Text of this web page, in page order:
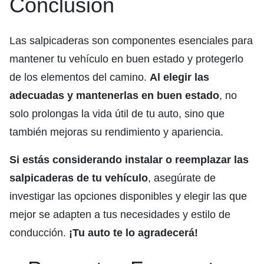
Las salpicaderas son componentes esenciales para
mantener tu vehículo en buen estado y protegerlo
de los elementos del camino. Al elegir las
adecuadas y mantenerlas en buen estado, no
solo prolongas la vida útil de tu auto, sino que
también mejoras su rendimiento y apariencia.
Si estás considerando instalar o reemplazar las
salpicaderas de tu vehículo, asegúrate de
investigar las opciones disponibles y elegir las que
mejor se adapten a tus necesidades y estilo de
conducción. ¡Tu auto te lo agradecerá!